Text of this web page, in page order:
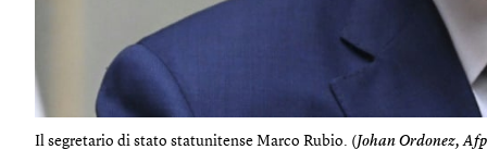
Il segretario di stato statunitense Marco Rubio. (Johan Ordonez, Afp